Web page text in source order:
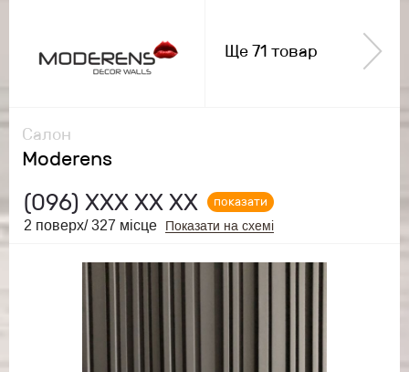
Салон
Moderens
(096) ХХХ ХХ ХХ
показати
2 поверх/ 327 місце
Показати на схемі
Ще 71 товар